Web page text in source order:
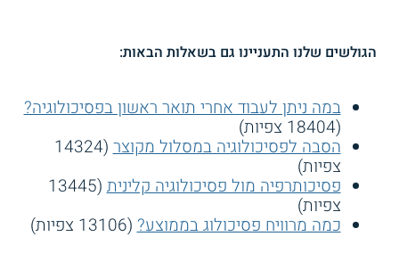
הגולשים שלנו התעניינו גם בשאלות הבאות:
במה ניתן לעבוד אחרי תואר ראשון בפסיכולוגיה?
(18404 צפיות)
הסבה לפסיכולוגיה במסלול מקוצר (14324
צפיות)
פסיכותרפיה מול פסיכולוגיה קלינית (13445
צפיות)
כמה מרוויח פסיכולוג בממוצע?(13106 צפיות)